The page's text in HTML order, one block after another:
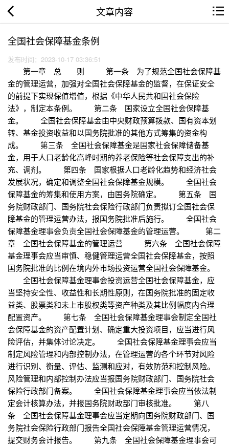
文章内容
全国社会保障基金条例
发布时间：2023-10-17 03:36:51
第一章 总 则 第一条 为了规范全国社会保障基
金的管理运营，加强对全国社会保障基金的监督，在保证安全
的前提下实现保值增值，根据《中华人民共和国社会保险
法》，制定本条例。 第二条 国家设立全国社会保障基
金。 全国社会保障基金由中央财政预算拨款、国有资本划
转、基金投资收益和以国务院批准的其他方式筹集的资金构
成。 第三条 全国社会保障基金是国家社会保障储备基
金，用于人口老龄化高峰时期的养老保险等社会保障支出的补
充、调剂。 第四条 国家根据人口老龄化趋势和经济社会
发展状况，确定和调整全国社会保障基金规模。 全国社会
保障基金的筹集和使用方案，由国务院确定。 第五条 国
务院财政部门、国务院社会保险行政部门负责拟订全国社会保
障基金的管理运营办法，报国务院批准后施行。 全国社会
保障基金理事会负责全国社会保障基金的管理运营。 第二
章 全国社会保障基金的管理运营 第六条 全国社会保障
基金理事会应当审慎、稳健管理运营全国社会保障基金，按照
国务院批准的比例在境内外市场投资运营全国社会保障基金。
全国社会保障基金理事会投资运营全国社会保障基金，应
当坚持安全性、收益性和长期性原则，在国务院批准的固定收
益类、股票类和未上市股权类等资产种类及其比例幅度内合理
配置资产。 第七条 全国社会保障基金理事会制定全国社
会保障基金的资产配置计划、确定重大投资项目，应当进行风
险评估，并集体讨论决定。 全国社会保障基金理事会应当
制定风险管理和内部控制办法，在管理运营的各个环节对风险
进行识别、衡量、评估、监测和应对，有效防范和控制风险。
风险管理和内部控制办法应当报国务院财政部门、国务院社会
保险行政部门备案。 全国社会保障基金理事会应当依法制
定会计核算办法，并报国务院财政部门审核批准。 第八
条 全国社会保障基金理事会应当定期向国务院财政部门、国
务院社会保险行政部门报告全国社会保障基金管理运营情况，
提交财务会计报告。 第九条 全国社会保障基金理事会可